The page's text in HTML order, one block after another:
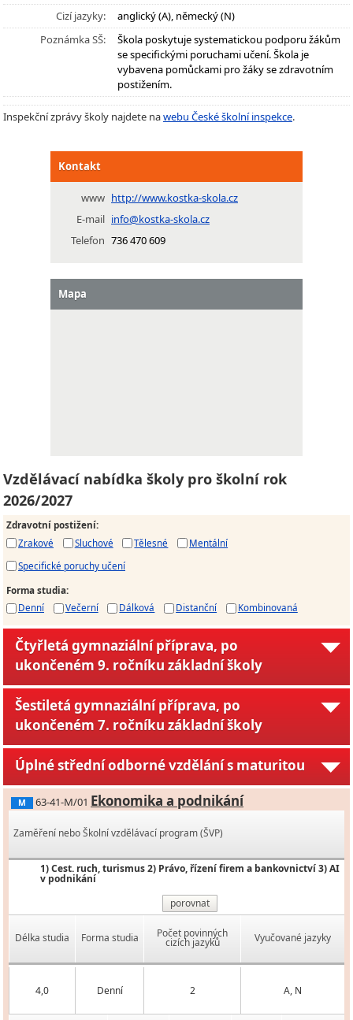
Cizí jazyky:
anglický (A), německý (N)
Poznámka SŠ:
Škola poskytuje systematickou podporu žákům
se specifickými poruchami učení. Škola je
vybavena pomůckami pro žáky se zdravotním
postižením.
Inspekční zprávy školy najdete nawebu České školní inspekce.
Kontakt
www http://www.kostka-skola.cz
E-mail info@kostka-skola.cz
Telefon 736 470 609
Mapa
Vzdělávací nabídka školy pro školní rok
2026/2027
Zdravotní postižení:
Zrakové
Sluchové Tělesné
Mentální
Specifické poruchy učení
Forma studia:
Denní
Večerní Dálková Distanční Kombinovaná
Čtyřletá gymnaziální příprava, po
ukončeném 9. ročníku základní školy
Šestiletá gymnaziální příprava, po
ukončeném 7. ročníku základní školy
Úplné střední odborné vzdělání s maturitou
M 63-41-M/01 Ekonomika a podnikání
Zaměření nebo Školní vzdělávací program (ŠVP)
1) Cest. ruch, turismus 2) Právo, řízení firem a bankovnictví 3) AI
v podnikání
porovnat
Délka studia Forma studia Počet povinných
cizích jazyků Vyučované jazyky
4,0 Denní 2 A, N